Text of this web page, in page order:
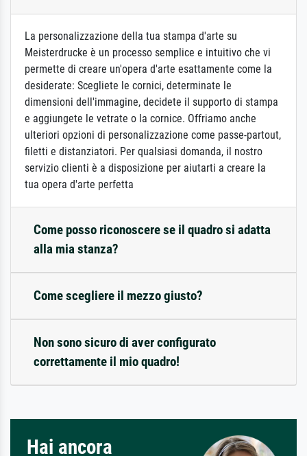
La personalizzazione della tua stampa d'arte su
Meisterdrucke è un processo semplice e intuitivo che vi
permette di creare un'opera d'arte esattamente come la
desiderate: Scegliete le cornici, determinate le
dimensioni dell'immagine, decidete il supporto di stampa
e aggiungete le vetrate o la cornice. Offriamo anche
ulteriori opzioni di personalizzazione come passe-partout,
filetti e distanziatori. Per qualsiasi domanda, il nostro
servizio clienti è a disposizione per aiutarti a creare la
tua opera d'arte perfetta
Come posso riconoscere se il quadro si adatta
alla mia stanza?
Come scegliere il mezzo giusto?
Non sono sicuro di aver configurato
correttamente il mio quadro!
Hai ancora